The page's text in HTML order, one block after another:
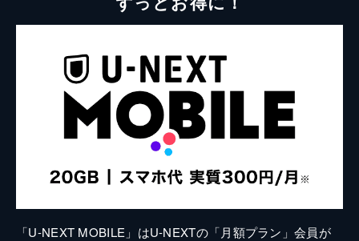
「U-NEXT MOBILE」はU-NEXTの「月額プラン」会員が